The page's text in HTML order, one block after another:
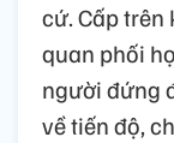
cứ. Cấp
quan phối
người đứng
về tiến độ,